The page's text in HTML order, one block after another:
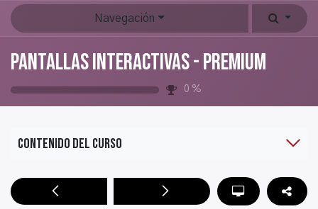
Navegación
Pantallas Interactivas - PREMIUM
0 %
Contenido del curso